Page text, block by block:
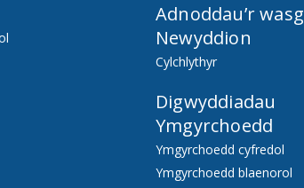
Adnoddau’r wasg
Newyddion
Cylchlythyr
Digwyddiadau
Ymgyrchoedd
Ymgyrchoedd cyfredol
Ymgyrchoedd blaenorol